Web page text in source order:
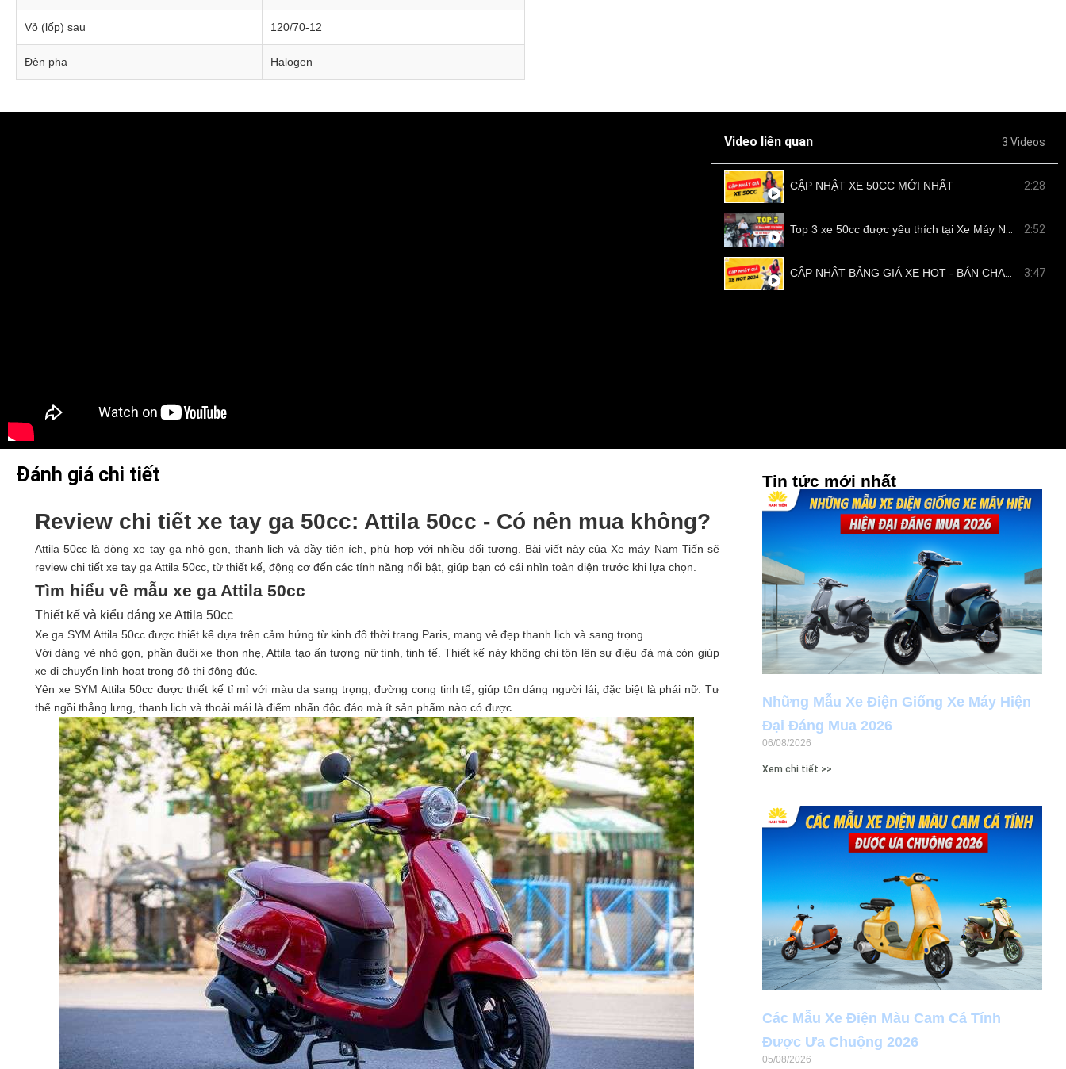
Vỏ (lốp) sau 120/70-12
Đèn pha Halogen
Video liên quan 3 Videos
CẬP NHẬT XE 50CC MỚI NHẤT 2:28
2:52
3:47
Đánh giá chi tiết
Review chi tiết xe tay ga 50cc: Attila 50cc - Có nên mua không?
Attila 50cc là dòng xe tay ga nhỏ gọn, thanh lịch và đầy tiện ích, phù hợp với nhiều đối tượng. Bài viết này của Xe máy Nam Tiến sẽ
review chi tiết xe tay ga Attila 50cc, từ thiết kế, động cơ đến các tính năng nổi bật, giúp bạn có cái nhìn toàn diện trước khi lựa chọn.
Tìm hiểu về mẫu xe ga Attila 50cc
Thiết kế và kiểu dáng xe Attila 50cc
Xe ga SYM Attila 50cc được thiết kế dựa trên cảm hứng từ kinh đô thời trang Paris, mang vẻ đẹp thanh lịch và sang trọng.
Với dáng vẻ nhỏ gọn, phần đuôi xe thon nhẹ, Attila tạo ấn tượng nữ tính, tinh tế. Thiết kế này không chỉ tôn lên sự điệu đà mà còn giúp
xe di chuyển linh hoạt trong đô thị đông đúc.
Yên xe SYM Attila 50cc được thiết kế tỉ mỉ với màu da sang trọng, đường cong tinh tế, giúp tôn dáng người lái, đặc biệt là phái nữ. Tư
thế ngồi thẳng lưng, thanh lịch và thoải mái là điểm nhấn độc đáo mà ít sản phẩm nào có được.
Tin tức mới nhất
Những Mẫu Xe Điện Giống Xe Máy Hiện
Đại Đáng Mua 2026
06/08/2026
Xem chi tiết >>
Các Mẫu Xe Điện Màu Cam Cá Tính
Được Ưa Chuộng 2026
05/08/2026